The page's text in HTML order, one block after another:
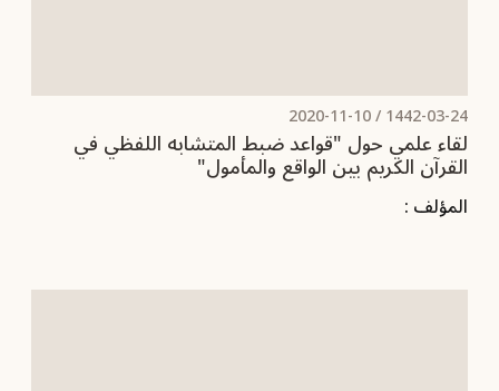
1442-03-24 /
2020-11-10
لقاء علمي حول "قواعد ضبط المتشابه اللفظي في
القرآن الكريم بين الواقع والمأمول"
المؤلف :